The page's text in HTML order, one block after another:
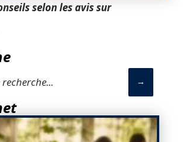
selon les avis sur